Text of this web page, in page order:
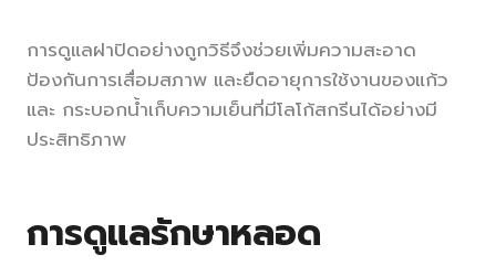
การดูแลฝาปิดอย่างถูกวิธีจึงช่วยเพิ่มความสะอาด
ป้องกันการเสื่อมสภาพ และยืดอายุการใช้งานของแก้ว
และ กระบอกน้ำเก็บความเย็นที่มีโลโก้สกรีนได้อย่างมี
ประสิทธิภาพ
การดูแลรักษาหลอด